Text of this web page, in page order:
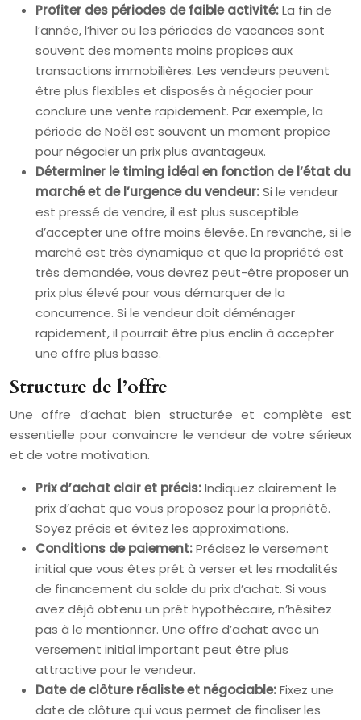
Profiter des périodes de faible activité:La fin de
l’année, l’hiver ou les périodes de vacances sont
souvent des moments moins propices aux
transactions immobilières. Les vendeurs peuvent
être plus flexibles et disposés à négocier pour
conclure une vente rapidement. Par exemple, la
période de Noël est souvent un moment propice
pour négocier un prix plus avantageux.
Déterminer le timing idéal en fonction de l’état du
marché et de l’urgence du vendeur:Si le vendeur
est pressé de vendre, il est plus susceptible
d’accepter une offre moins élevée. En revanche, si le
marché est très dynamique et que la propriété est
très demandée, vous devrez peut-être proposer un
prix plus élevé pour vous démarquer de la
concurrence. Si le vendeur doit déménager
rapidement, il pourrait être plus enclin à accepter
une offre plus basse.
Structure de l’offre
Une offre d’achat bien structurée et complète est
essentielle pour convaincre le vendeur de votre sérieux
et de votre motivation.
Prix d’achat clair et précis:Indiquez clairement le
prix d’achat que vous proposez pour la propriété.
Soyez précis et évitez les approximations.
Conditions de paiement:Précisez le versement
initial que vous êtes prêt à verser et les modalités
de financement du solde du prix d’achat. Si vous
avez déjà obtenu un prêt hypothécaire, n’hésitez
pas à le mentionner. Une offre d’achat avec un
versement initial important peut être plus
attractive pour le vendeur.
Date de clôture réaliste et négociable:Fixez une
date de clôture qui vous permet de finaliser les